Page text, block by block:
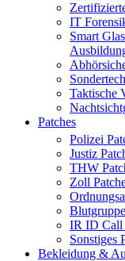
IT
Smart
Taktische
Patches
Polizei
Justiz
THW
Zoll
IR ID Call
Sonstiges
Bekleidung &